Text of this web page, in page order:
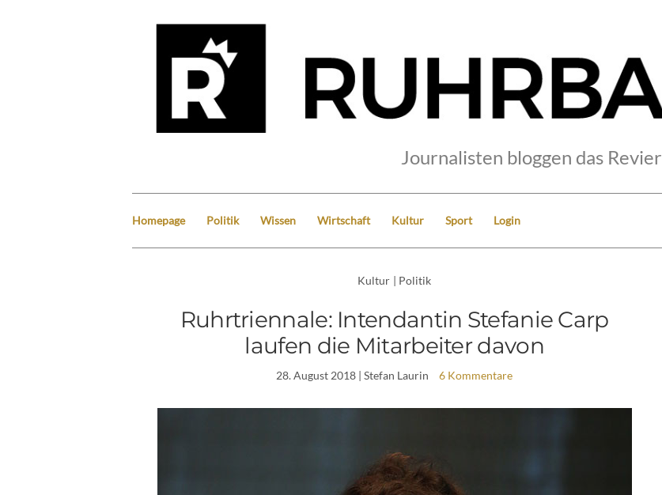
Journalisten bloggen das Revier
Homepage Politik Wissen Wirtschaft Kultur Sport Login
Kultur | Politik
Ruhrtriennale: Intendantin Stefanie Carp
laufen die Mitarbeiter davon
28. August 2018 | Stefan Laurin 6 Kommentare